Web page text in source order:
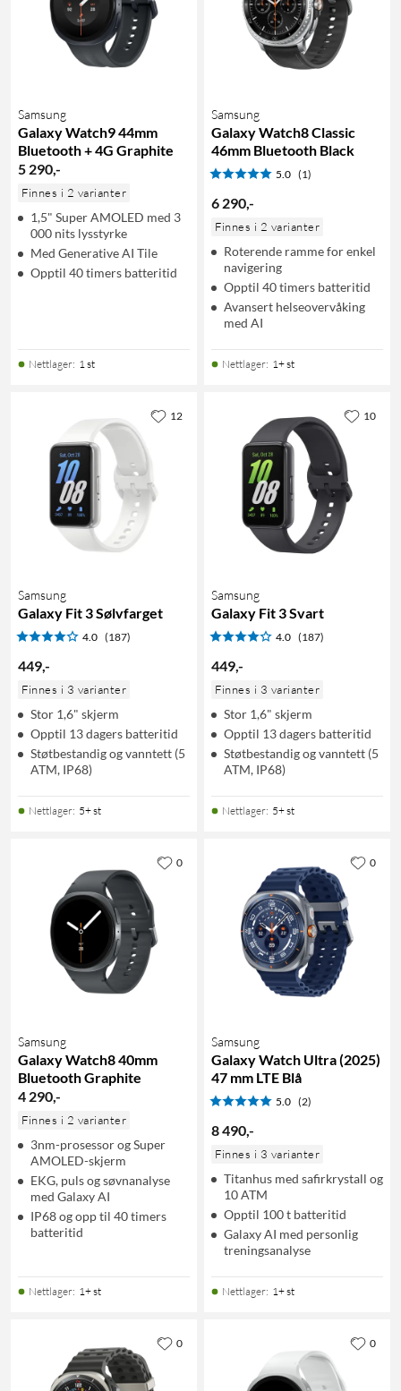
Samsung
Galaxy Watch9 44mm
Bluetooth + 4G Graphite
5 290,-
Finnes i 2 varianter
1,5" Super AMOLED med 3
000 nits lysstyrke
Med Generative AI Tile
Opptil 40 timers batteritid
Nettlager: 1 st
Samsung
Galaxy Watch8 Classic
46mm Bluetooth Black
5.0 (1)
6 290,-
Finnes i 2 varianter
Roterende ramme for enkel
navigering
Opptil 40 timers batteritid
Avansert helseovervåking
med AI
Nettlager: 1+ st
Samsung
Galaxy Fit 3 Sølvfarget
4.0 (187)
449,-
Finnes i 3 varianter
Stor 1,6" skjerm
Opptil 13 dagers batteritid
Støtbestandig og vanntett (5
ATM, IP68)
Nettlager: 5+ st
12
Samsung
Galaxy Fit 3 Svart
4.0 (187)
449,-
Finnes i 3 varianter
Stor 1,6" skjerm
Opptil 13 dagers batteritid
Støtbestandig og vanntett (5
ATM, IP68)
Nettlager: 5+ st
10
Samsung
Galaxy Watch8 40mm
Bluetooth Graphite
4 290,-
Finnes i 2 varianter
3nm-prosessor og Super
AMOLED-skjerm
EKG, puls og søvnanalyse
med Galaxy AI
IP68 og opp til 40 timers
batteritid
Nettlager: 1+ st
0
Samsung
Galaxy Watch Ultra (2025)
47 mm LTE Blå
5.0 (2)
8 490,-
Finnes i 3 varianter
Titanhus med safirkrystall og
10 ATM
Opptil 100 t batteritid
Galaxy AI med personlig
treningsanalyse
Nettlager: 1+ st
0
0 0